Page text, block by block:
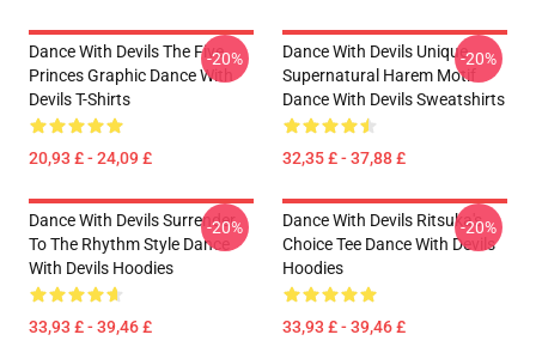
Dance With Devils The Five
Princes Graphic Dance With
Devils T-Shirts
20,93 £ - 24,09 £
-20%
Dance With Devils Unique
Supernatural Harem Motif
Dance With Devils Sweatshirts
32,35 £ - 37,88 £
-20%
Dance With Devils Surrender
To The Rhythm Style Dance
With Devils Hoodies
33,93 £ - 39,46 £
-20%
Dance With Devils Ritsuka's
Choice Tee Dance With Devils
Hoodies
33,93 £ - 39,46 £
-20%